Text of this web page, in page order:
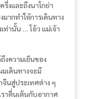
งและถึงนาโกย่า
ากทำให้การเดินทาง
ท่านั้น … โอ้ว แม่เจ้า
ความเย็นของ
เดินทางจะมี
นสู่ประเทศต่าง ๆ
าตื่นเต้นกับอากาศ